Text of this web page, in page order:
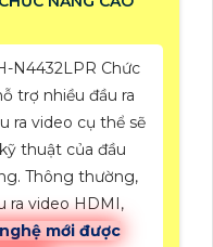
N4432LPR Chức
trợ nhiều đầu ra
ra video cụ thể sẽ
thuật của đầu
Thông thường,
ra video HDMI,
mới được